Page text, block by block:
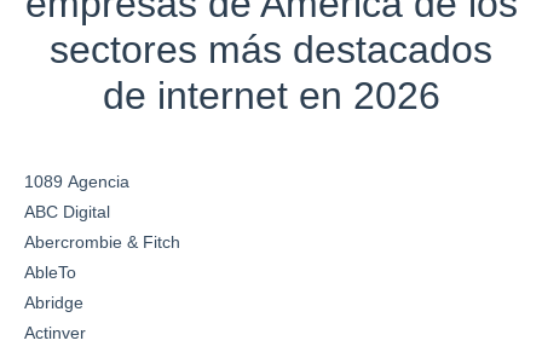
sectores más destacados
de internet en 2026
1089 Agencia
ABC Digital
Abercrombie & Fitch
AbleTo
Abridge
Actinver